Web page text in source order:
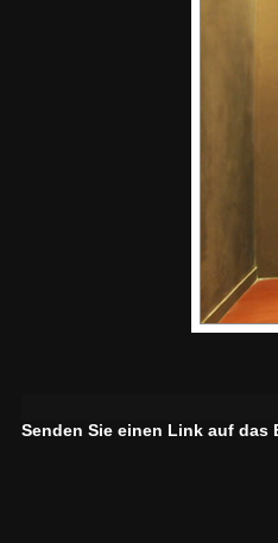
Senden Sie einen Link auf das